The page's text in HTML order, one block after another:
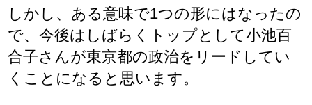
しかし、ある意味で1つの形にはなったの
で、今後はしばらくトップとして小池百
合子さんが東京都の政治をリードしてい
くことになると思います。